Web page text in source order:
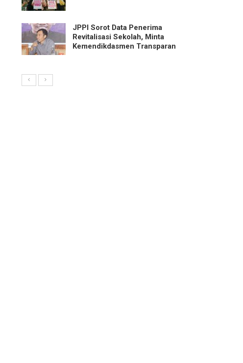
JPPI Sorot Data Penerima
Revitalisasi Sekolah, Minta
Kemendikdasmen Transparan